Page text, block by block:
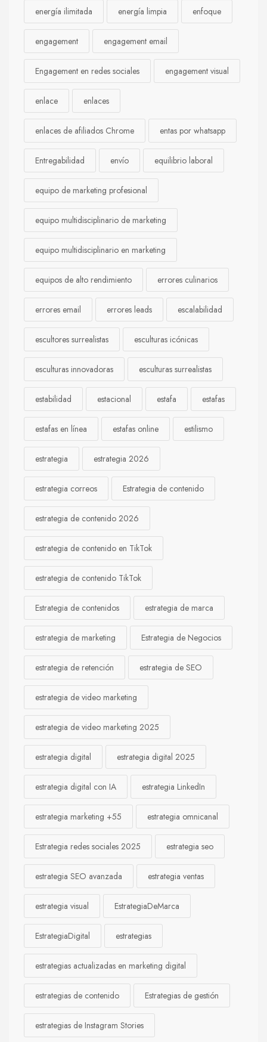
energía ilimitada energía limpia enfoque
engagement engagement email
Engagement en redes sociales engagement visual
enlace enlaces
enlaces de afiliados Chrome entas por whatsapp
Entregabilidad envío equilibrio laboral
equipo de marketing profesional
equipo multidisciplinario de marketing
equipo multidisciplinario en marketing
equipos de alto rendimiento errores culinarios
errores email errores leads escalabilidad
escultores surrealistas esculturas icónicas
esculturas innovadoras esculturas surrealistas
estabilidad estacional estafa estafas
estafas en línea estafas online estilismo
estrategia estrategia 2026
estrategia correos Estrategia de contenido
estrategia de contenido 2026
estrategia de contenido en TikTok
estrategia de contenido TikTok
Estrategia de contenidos estrategia de marca
estrategia de marketing Estrategia de Negocios
estrategia de retención estrategia de SEO
estrategia de video marketing
estrategia de video marketing 2025
estrategia digital estrategia digital 2025
estrategia digital con IA estrategia LinkedIn
estrategia marketing +55 estrategia omnicanal
Estrategia redes sociales 2025 estrategia seo
estrategia SEO avanzada estrategia ventas
estrategia visual EstrategiaDeMarca
EstrategiaDigital estrategias
estrategias actualizadas en marketing digital
estrategias de contenido Estrategias de gestión
estrategias de Instagram Stories